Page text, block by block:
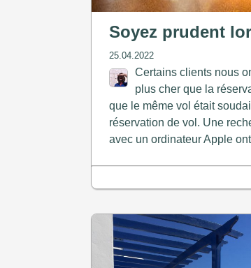
Soyez prudent
25.04.2022
Certains clients nous
plus cher que la
que le même vol était
réservation de vol. Une
avec un ordinateur Apple